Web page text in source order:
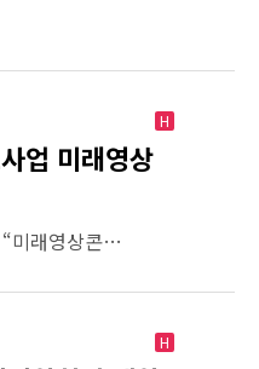
H
업 미래영상
4단계 BK21사업 “미래영상콘텐츠 혁신융합 교육연구단” 신진연구인력(박사후과정생) 채용공고 동서대학교 4단계 BK21사업 “미래영상콘텐츠 혁신융합 교육연구단”에서 연구 활동을 수행할 신진연구인력(박사후과정생)을 아래와 같이 모집하오니 많은 지원 바랍니다. 1. 모집분야 및 응모자격 …
H